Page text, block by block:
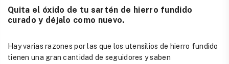
Quita el óxido de tu sartén de hierro fundido
curado y déjalo como nuevo.
Hay varias razones por las que los utensilios de hierro fundido
tienen una gran cantidad de seguidores y saben